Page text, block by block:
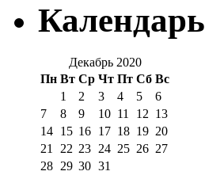
Календарь
Декабрь 2020
Пн Вт Ср Чт Пт Сб Вс
1
2 3 4 5
6
7
8 9 10 11 12 13
14 15 16 17 18 19 20
21
22 23 24 25 26 27
28 29 30 31